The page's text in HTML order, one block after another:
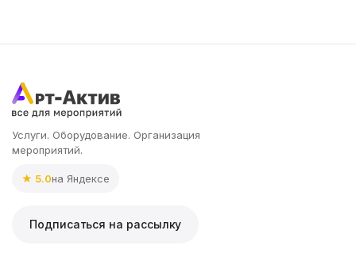
Услуги. Оборудование. Организация
мероприятий.
★ 5.0на Яндексе
Подписаться на рассылку